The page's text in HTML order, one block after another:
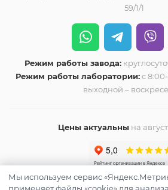
59/1/1
Режим работы завода:
Режим работы лаборатории:с
выходной –
Цены актуальны на
Мы используем сервис